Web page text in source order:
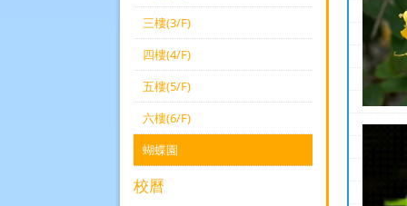
三樓(3/F)
四樓(4/F)
五樓(5/F)
六樓(6/F)
蝴蝶園
校曆